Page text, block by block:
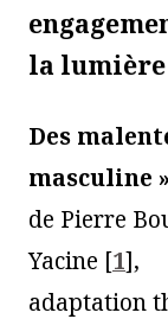
la lumière
Des
masculine »
de Pierre
Yacine [1],
adaptation